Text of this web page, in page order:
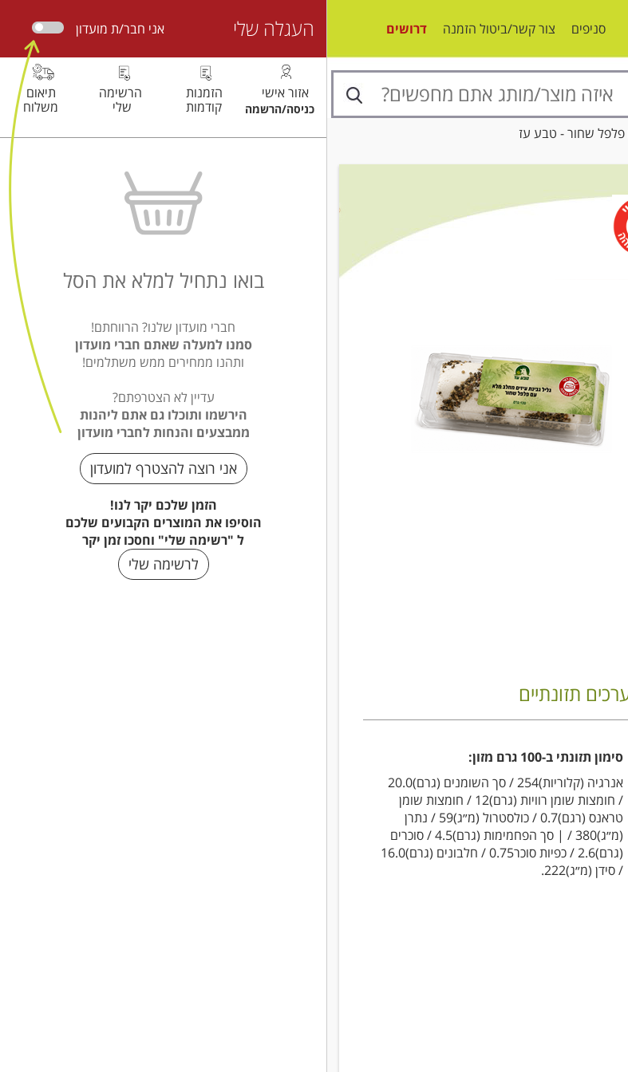
סניפים צור קשר/ביטול הזמנה
דרושים
שחור - טבע עז
תזונתיים
סימון תזונתי ב-100 גרם מזון:
אנרגיה (קלוריות)254 / סך השומנים (גרם)20.0
/ חומצות שומן רוויות (גרם)12 / חומצות שומן
טראנס (רגם)0.7 / כולסטרול (מ״ג)59 / נתרן
(מ״ג)380 / | סך הפחמימות (גרם)4.5 / סוכרים
(גרם)2.6 / כפיות סוכר0.75 / חלבונים (גרם)16.0
/ סידן (מ״ג)222.